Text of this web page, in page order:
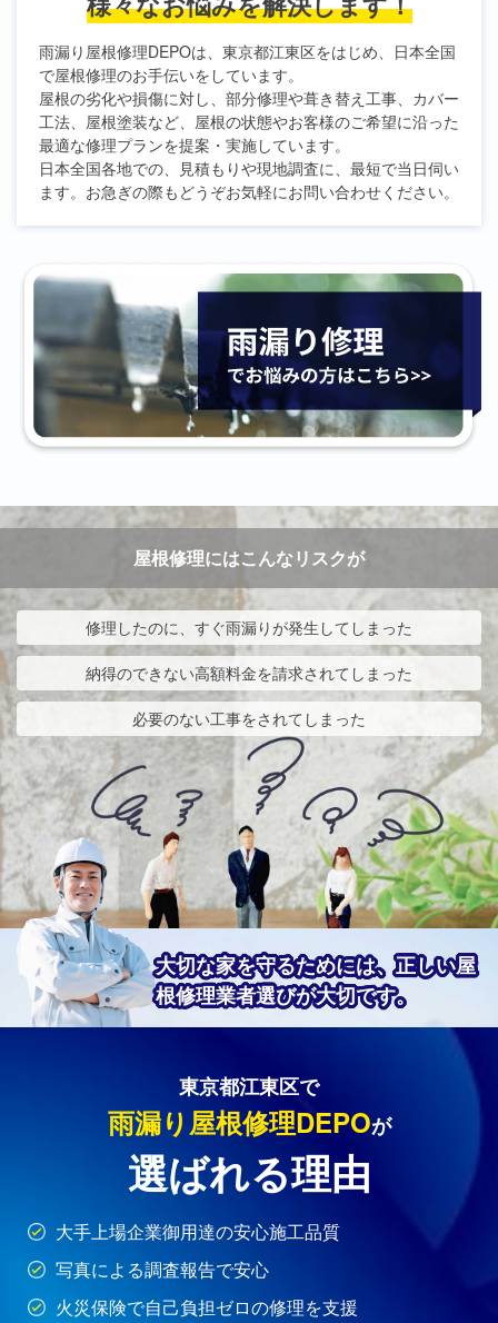
雨漏り屋根修理DEPOは、東京都江東区をはじめ、日本全国
で屋根修理のお手伝いをしています。
屋根の劣化や損傷に対し、部分修理や葺き替え工事、カバー
工法、屋根塗装など、屋根の状態やお客様のご希望に沿った
最適な修理プランを提案・実施しています。
日本全国各地での、見積もりや現地調査に、最短で当日伺い
ます。お急ぎの際もどうぞお気軽にお問い合わせください。
屋根修理にはこんなリスクが
修理したのに、すぐ雨漏りが発生してしまった
納得のできない高額料金を請求されてしまった
必要のない工事をされてしまった
大切な家を守るためには、正しい屋
根修理業者選びが大切です。
東京都江東区で
雨漏り屋根修理DEPOが
選ばれる理由
大手上場企業御用達の安心施工品質
写真による調査報告で安心
火災保険で自己負担ゼロの修理を支援